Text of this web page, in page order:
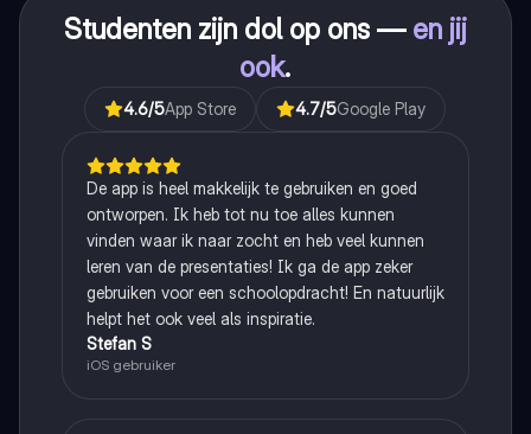
Studenten zijn dol op ons — en jij
ook.
4.6/5App Store 4.7/5Google Play
De app is heel makkelijk te gebruiken en goed
ontworpen. Ik heb tot nu toe alles kunnen
vinden waar ik naar zocht en heb veel kunnen
leren van de presentaties! Ik ga de app zeker
gebruiken voor een schoolopdracht! En natuurlijk
helpt het ook veel als inspiratie.
Stefan S
iOS gebruiker